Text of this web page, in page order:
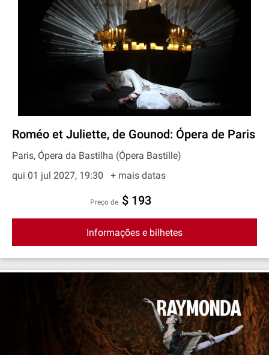
Roméo et Juliette, de Gounod: Ópera de Paris
Paris, Ópera da Bastilha (Ópera Bastille)
qui 01 jul 2027, 19:30
+ mais datas
preço de $ 193
Informações e bilhetes